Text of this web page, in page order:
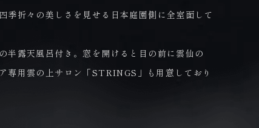
季折々の美しさを見せる日本庭園側に全室面して
半露天風呂付き。窓を開けると目の前に雲仙の
専用雲の上サロン「STRINGS」も用意しており